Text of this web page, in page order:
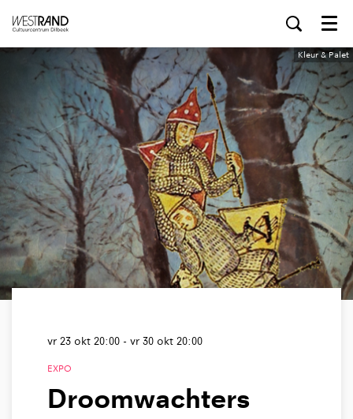
Menu
Kleur & Palet
Droomwachters
EXPO
vr 23 okt 20:00 - vr 30 okt 20:00